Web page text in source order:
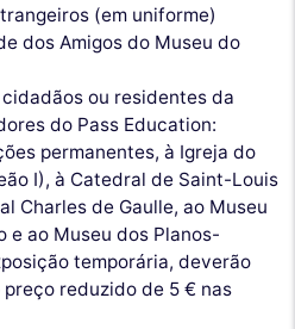
(em uniforme)
dos Amigos do Museu do
ou residentes da
do Pass Education:
permanentes, à Igreja do
I), à Catedral de Saint-Louis
Charles de Gaulle, ao Museu
ao Museu dos Planos-
temporária, deverão
reduzido de 5 € nas